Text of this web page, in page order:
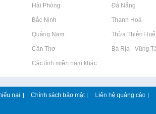
Rao vặt tại Hải Phòng Rao vặt tại Đà Nẵng
Rao vặt tại Bắc Ninh Rao vặt tại Thanh Hoá
Rao vặt tại Quảng Nam Rao vặt tại Thừa Thiên Huế
Rao vặt tại Cần Thơ Rao vặt tại Bà Rịa - Vũng
Rao vặt tại Các tỉnh miền nam khác
nại | Chính sách bảo mật | Liên hệ quảng cáo |